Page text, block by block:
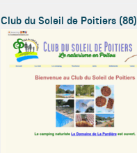
Club du Soleil de Poitiers (86)